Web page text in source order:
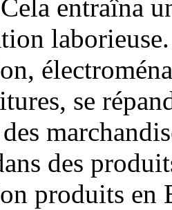
entraîna
se
des
produits en